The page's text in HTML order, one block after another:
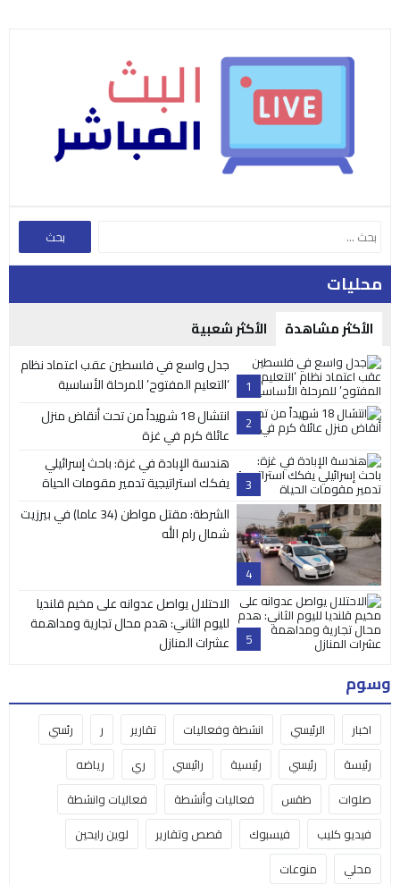
محليات
الأكثر مشاهدة الأكثر شعبية
1
جدل واسع في فلسطين عقب اعتماد نظام
‘التعليم المفتوح’ للمرحلة الأساسية
2
انتشال 18 شهيداً من تحت أنقاض منزل
عائلة كرم في غزة
3
هندسة الإبادة في غزة: باحث إسرائيلي
يفكك استراتيجية تدمير مقومات الحياة
4
الشرطة: مقتل مواطن (34 عاما) في بيرزيت
شمال رام الله
5
الاحتلال يواصل عدوانه على مخيم قلنديا
لليوم الثاني: هدم محال تجارية ومداهمة
عشرات المنازل
وسوم
اخبار الرئيسي انشطة وفعاليات تقارير ر
رئسي
رئيسة
رئيسي رئيسية رائيسي ري
رياضه
صلوات
طقس فعاليات وأنشطة
فعاليات وانشطة
فيديو كليب
فيسبوك قصص وتقارير
لوين رايحين
محلي
منوعات